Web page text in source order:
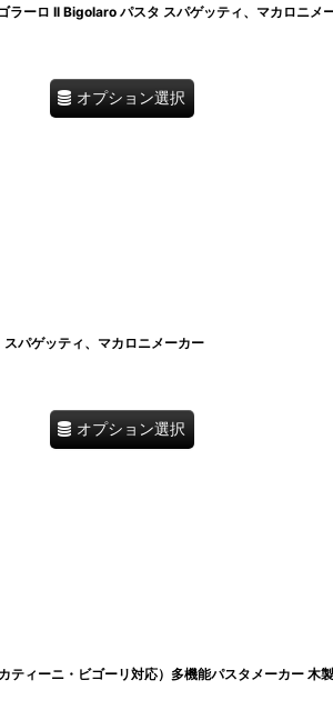
ラーロ Il Bigolaro パスタ スパゲッティ、マカロニメ
オプション選択
パゲッティ、マカロニメーカー
オプション選択
ティーニ・ビゴーリ対応）多機能パスタメーカー 木